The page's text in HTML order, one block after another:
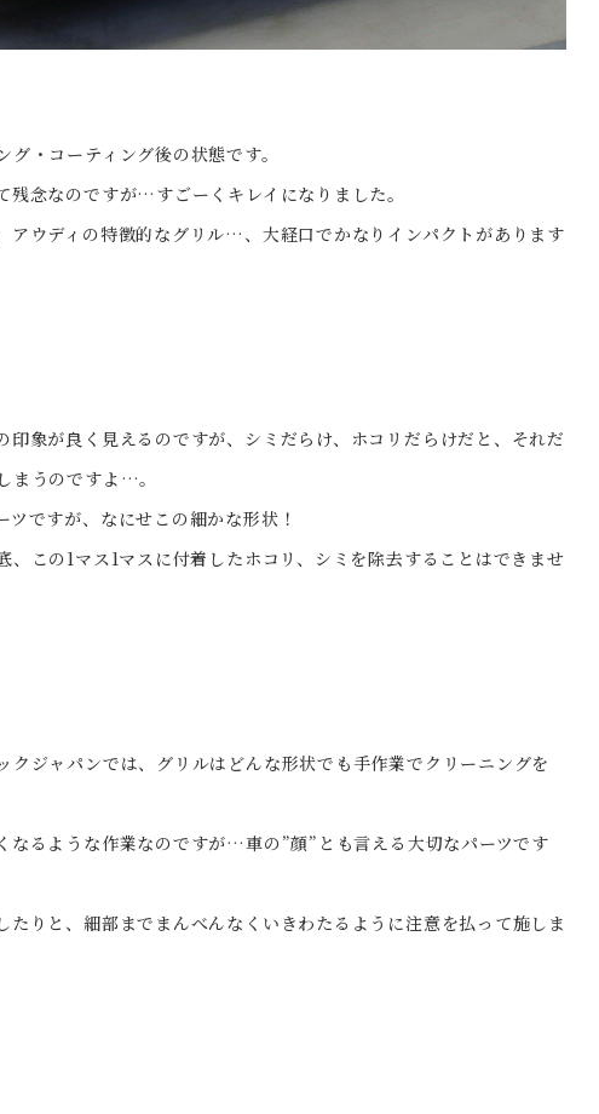
・コーティング後の状態です。
念なのですが…すごーくキレイになりました。
アウディの特徴的なグリル…、大経口でかなりインパクトがあります
印象が良く見えるのですが、シミだらけ、ホコリだらけだと、それだ
まうのですよ…。
ですが、なにせこの細かな形状！
この1マス1マスに付着したホコリ、シミを除去することはできませ
クジャパンでは、グリルはどんな形状でも手作業でクリーニングを
なるような作業なのですが…車の”顔”とも言える大切なパーツです
たりと、細部までまんべんなくいきわたるように注意を払って施しま